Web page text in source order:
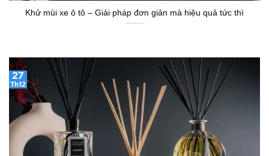
Khử mùi xe ô tô – Giải pháp đơn giản mà hiệu quả tức thì
27
Th12